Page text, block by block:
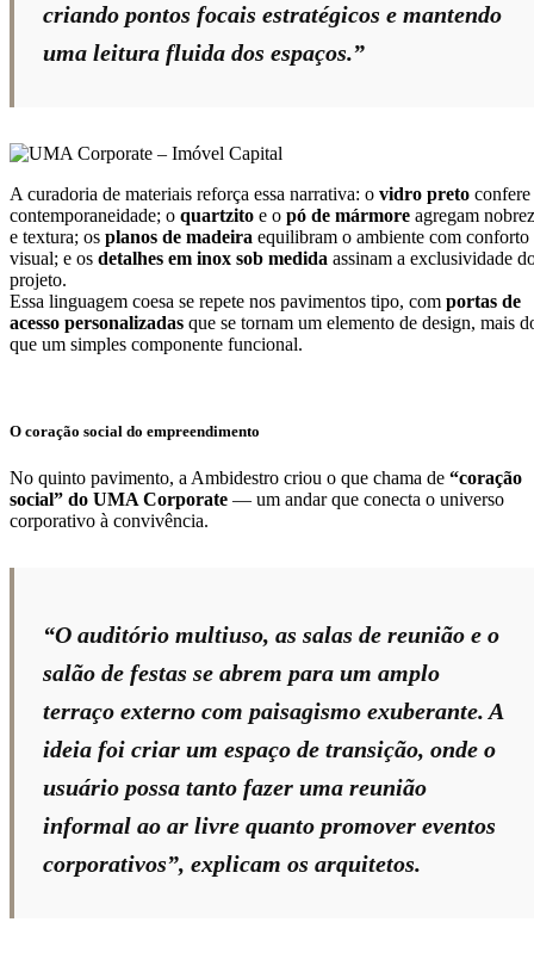
criando pontos focais estratégicos e mantendo
uma leitura fluida dos espaços.”
A curadoria de materiais reforça essa narrativa: o vidro preto confere
contemporaneidade; o quartzito e o pó de mármore agregam
e textura; os planos de madeira equilibram o ambiente com conforto
visual; e os detalhes em inox sob medida assinam a exclusividade
projeto.
Essa linguagem coesa se repete nos pavimentos tipo, com portas de
acesso personalizadas que se tornam um elemento de design, mais
que um simples componente funcional.
O coração social do empreendimento
No quinto pavimento, a Ambidestro criou o que chama de “coração
social” do UMA Corporate — um andar que conecta o universo
corporativo à convivência.
“O auditório multiuso, as salas de reunião e o
salão de festas se abrem para um amplo
terraço externo com paisagismo exuberante. A
ideia foi criar um espaço de transição, onde o
usuário possa tanto fazer uma reunião
informal ao ar livre quanto promover eventos
corporativos”, explicam os arquitetos.